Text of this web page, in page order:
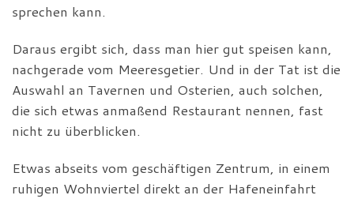
sprechen kann.
Daraus ergibt sich, dass man hier gut speisen kann,
nachgerade vom Meeresgetier. Und in der Tat ist die
Auswahl an Tavernen und Osterien, auch solchen,
die sich etwas anmaßend Restaurant nennen, fast
nicht zu überblicken.
Etwas abseits vom geschäftigen Zentrum, in einem
ruhigen Wohnviertel direkt an der Hafeneinfahrt